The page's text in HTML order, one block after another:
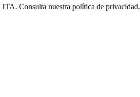
ITA. Consulta nuestra política de privacidad.